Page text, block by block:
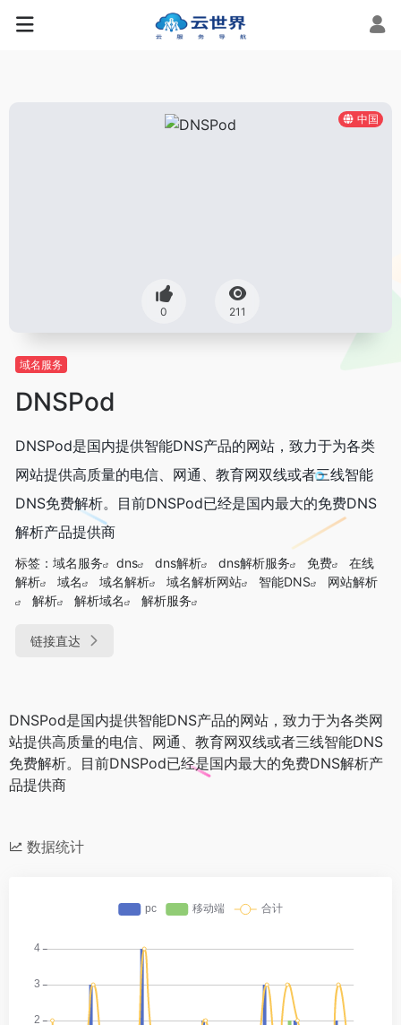
中国
0 211
域名服务
DNSPod
DNSPod是国内提供智能DNS产品的网站，致力于为各类
网站提供高质量的电信、网通、教育网双线或者三线智能
DNS免费解析。目前DNSPod已经是国内最大的免费DNS
解析产品提供商
标签： 域名服务 dns dns解析 dns解析服务 免费
在线
解析
域名 域名解析 域名解析网站 智能DNS
网站解析
解析
解析域名 解析服务
链接直达
DNSPod是国内提供智能DNS产品的网站，致力于为各类网
站提供高质量的电信、网通、教育网双线或者三线智能DNS
免费解析。目前DNSPod已经是国内最大的免费DNS解析产
品提供商
数据统计